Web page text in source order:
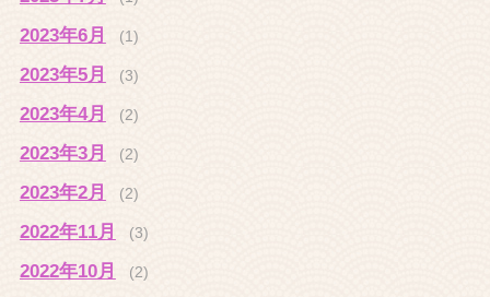
2023年6月 (1)
2023年5月 (3)
2023年4月 (2)
2023年3月 (2)
2023年2月 (2)
2022年11月 (3)
2022年10月 (2)